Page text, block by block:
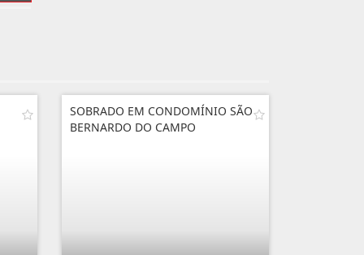
SOBRADO EM CONDOMÍNIO SÃO
BERNARDO DO CAMPO